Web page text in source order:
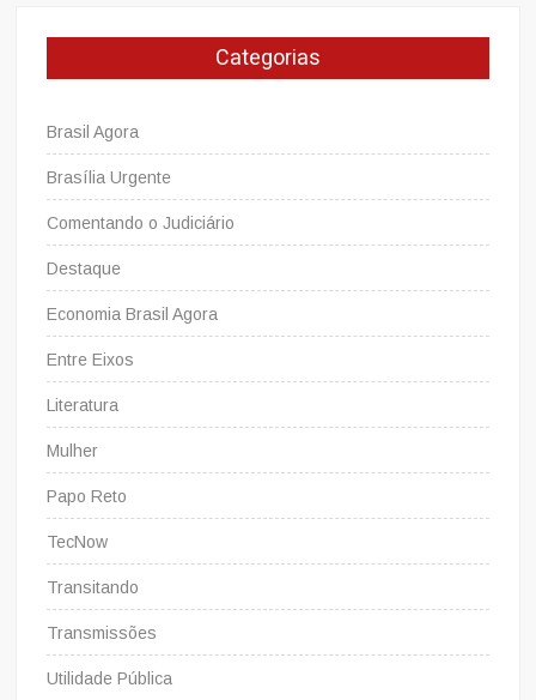
Categorias
Brasil Agora
Brasília Urgente
Comentando o Judiciário
Destaque
Economia Brasil Agora
Entre Eixos
Literatura
Mulher
Papo Reto
TecNow
Transitando
Transmissões
Utilidade Pública